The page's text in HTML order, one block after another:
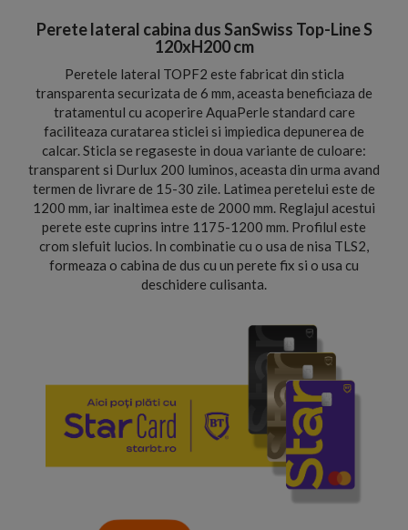
Perete lateral cabina dus SanSwiss Top-Line S
120xH200 cm
Peretele lateral TOPF2 este fabricat din sticla
transparenta securizata de 6 mm, aceasta beneficiaza de
tratamentul cu acoperire AquaPerle standard care
faciliteaza curatarea sticlei si impiedica depunerea de
calcar. Sticla se regaseste in doua variante de culoare:
transparent si Durlux 200 luminos, aceasta din urma avand
termen de livrare de 15-30 zile. Latimea peretelui este de
1200 mm, iar inaltimea este de 2000 mm. Reglajul acestui
perete este cuprins intre 1175-1200 mm. Profilul este
crom slefuit lucios. In combinatie cu o usa de nisa TLS2,
formeaza o cabina de dus cu un perete fix si o usa cu
deschidere culisanta.